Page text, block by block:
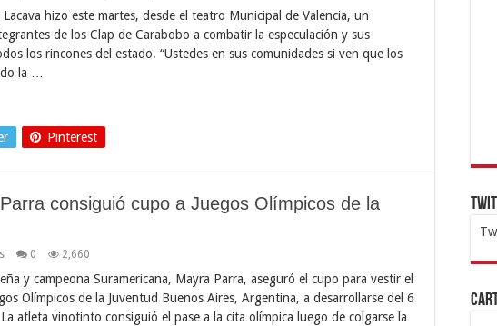
hizo este martes, desde el teatro Municipal de Valencia, un
de los Clap de Carabobo a combatir la especulación y sus
los rincones del estado. “Ustedes en sus comunidades si ven que los
la …
Pinterest
consiguió cupo a Juegos Olímpicos de la
0 2,660
y campeona Suramericana, Mayra Parra, aseguró el cupo para vestir el
Olímpicos de la Juventud Buenos Aires, Argentina, a desarrollarse del 6
atleta vinotinto consiguió el pase a la cita olímpica luego de colgarse la